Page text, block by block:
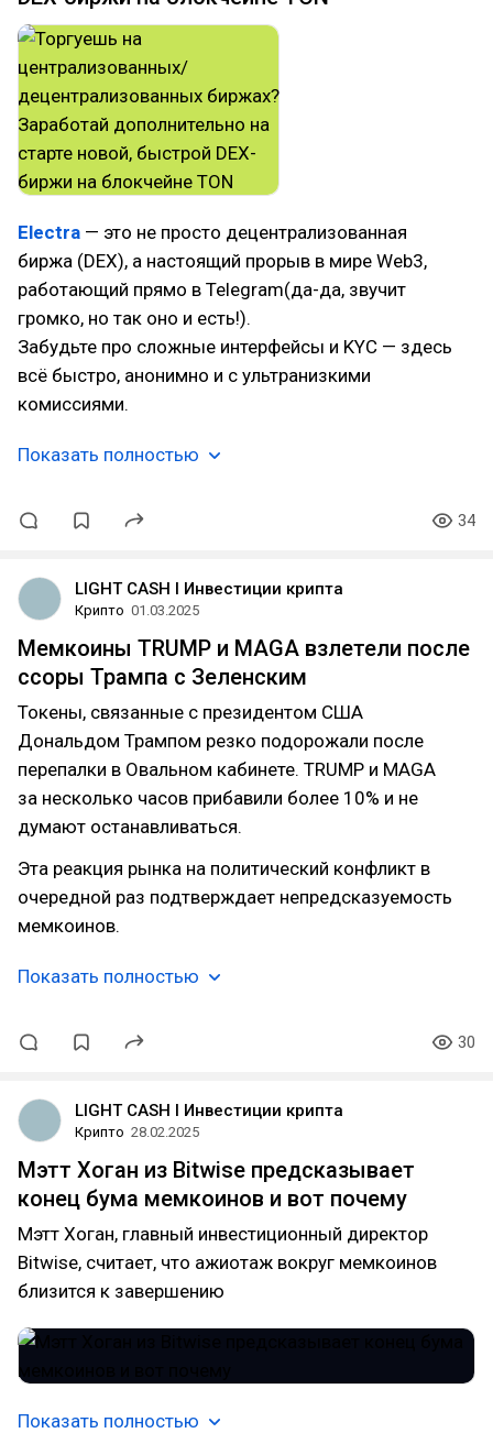
Electra — это не просто децентрализованная
биржа (DEX), а настоящий прорыв в мире Web3,
работающий прямо в Telegram(да-да, звучит
громко, но так оно и есть!).
Забудьте про сложные интерфейсы и KYC — здесь
всё быстро, анонимно и с ультранизкими
комиссиями.
Показать полностью
34
LIGHT CASH l Инвестиции крипта
Крипто 01.03.2025
Мемкоины TRUMP и MAGA взлетели после
ссоры Трампа с Зеленским
Токены, связанные с президентом США
Дональдом Трампом резко подорожали после
перепалки в Овальном кабинете. TRUMP и MAGA
за несколько часов прибавили более 10% и не
думают останавливаться.
Эта реакция рынка на политический конфликт в
очередной раз подтверждает непредсказуемость
мемкоинов.
Показать полностью
30
LIGHT CASH l Инвестиции крипта
Крипто 28.02.2025
Мэтт Хоган из Bitwise предсказывает
конец бума мемкоинов и вот почему
Мэтт Хоган, главный инвестиционный директор
Bitwise, считает, что ажиотаж вокруг мемкоинов
близится к завершению
Показать полностью